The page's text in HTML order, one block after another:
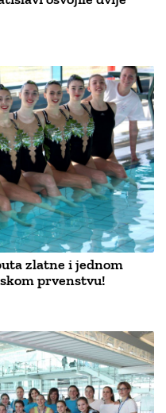
zlatne i jednom
prvenstvu!